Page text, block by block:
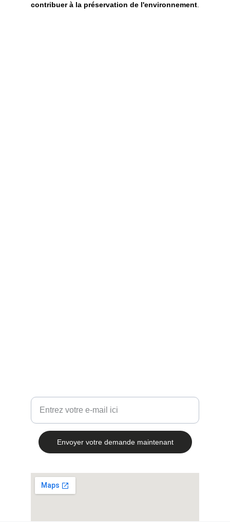
contribuer à la préservation de l'environnement
Envoyer votre demande maintenant